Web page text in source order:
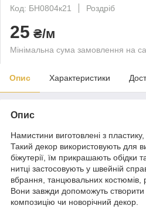
Код: БН0804к21
Роздріб
25 ₴/м
Мінімальна сума замовлення на
Опис Характеристики
Опис
Намистини виготовлені з пластику,
Такий декор використовують для
біжутерії, їм прикрашають
нитці застосовують у швейній
вбрання, танцювальних костюмів,
Вони завжди допоможуть
композицію чи новорічний декор.